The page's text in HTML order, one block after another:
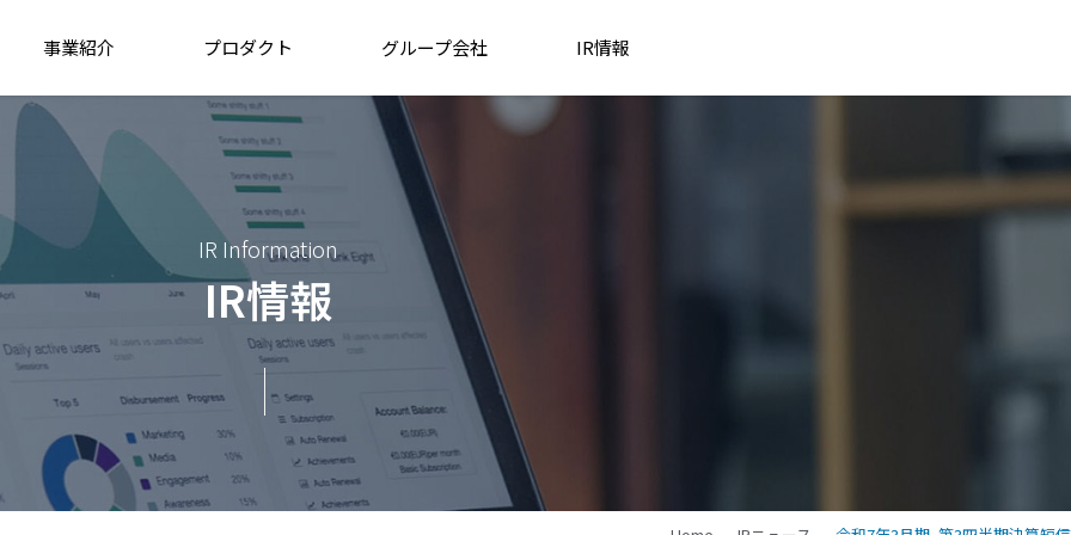
事業紹介 プロダクト グループ会社 IR情報
IR Information
IR情報